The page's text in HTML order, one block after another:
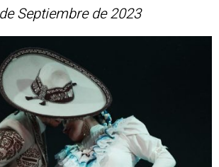
Septiembre de 2023